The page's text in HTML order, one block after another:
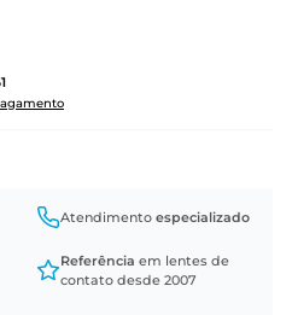
Atendimento especializado
Referência em lentes de
contato desde 2007